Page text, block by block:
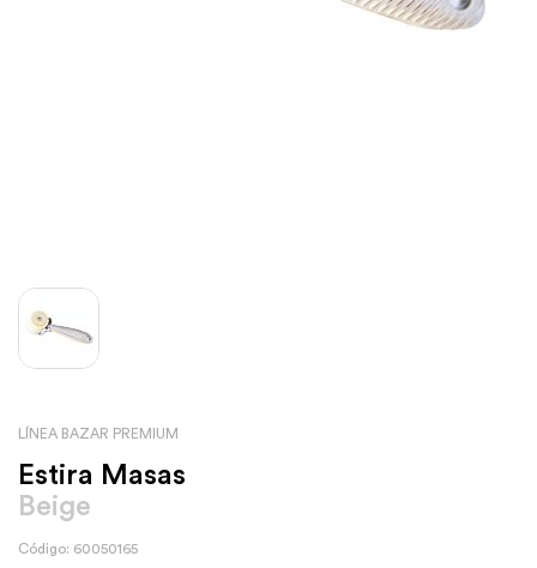
LÍNEA BAZAR PREMIUM
Estira Masas
Beige
Código: 60050165